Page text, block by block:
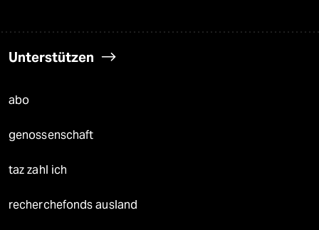
Unterstützen
abo
genossenschaft
taz zahl ich
recherchefonds ausland